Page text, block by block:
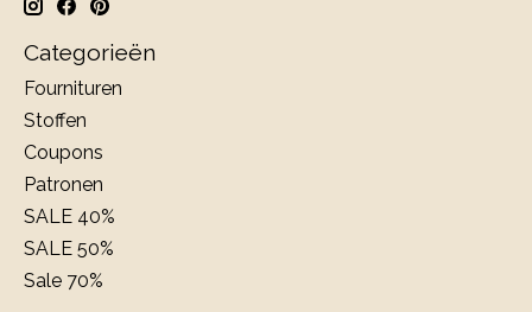
Categorieën
Fournituren
Stoffen
Coupons
Patronen
SALE 40%
SALE 50%
Sale 70%